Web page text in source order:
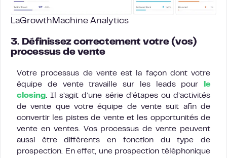
LaGrowthMachine Analytics
3. Définissez correctement votre (vos)
processus de vente
Votre processus de vente est la façon dont votre
équipe de vente travaille sur les leads pour
le
closing . Il s’agit d’une série d’étapes ou d’activités
de vente que votre équipe de vente suit afin de
convertir les pistes de vente et les opportunités de
vente en ventes. Vos processus de vente peuvent
aussi être différents en fonction du type de
prospection. En effet, une prospection téléphonique